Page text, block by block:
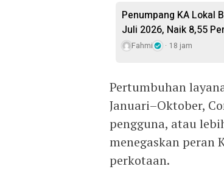
Penumpang KA Lokal
Juli 2026, Naik 8,55
Fahmi 18 jam
Pertumbuhan
Januari–Oktober,
pengguna, atau
menegaskan peran
perkotaan.